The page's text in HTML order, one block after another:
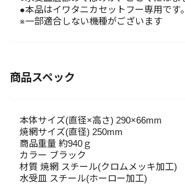
●本品はイワタニカセットフー専用です。
※一部適合しない機種がございます
商品スペック
本体サイズ(直径×高さ) 290×66mm
焼網サイズ(直径) 250mm
商品重量 約940ｇ
カラー ブラック
材質 焼網 スチール(クロムメッキ加工)
水受皿 スチール(ホーロー加工)